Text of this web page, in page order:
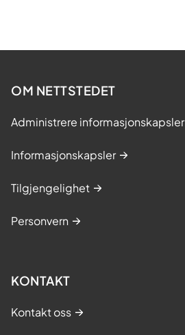
OM NETTSTEDET
Administrere informasjonskapsler
Informasjonskapsler
Tilgjengelighet
Personvern
KONTAKT
Kontakt oss